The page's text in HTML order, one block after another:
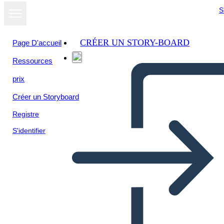
Page D'accueil
Ressources
prix
Créer un Storyboard
Registre
S'identifier
CRÉER UN STORY-BOARD
Afficher sous
forme de